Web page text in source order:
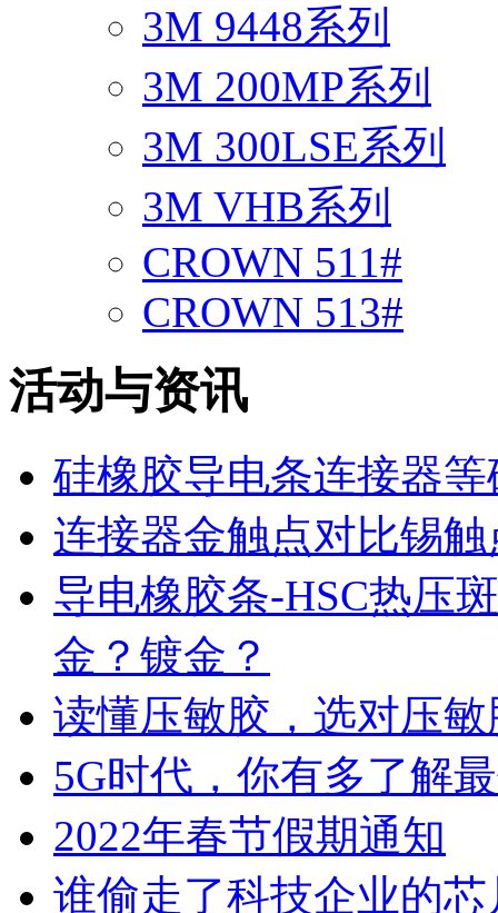
3M 9448系列
3M 200MP系列
3M 300LSE系列
3M VHB系列
CROWN 511#
CROWN 513#
活动与资讯
硅橡胶导电条连接器
连接器金触点对比锡
导电橡胶条-HSC热压
金？镀金？
读懂压敏胶，选对压敏
5G时代，你有多了解
2022年春节假期通知
谁偷走了科技企业的芯